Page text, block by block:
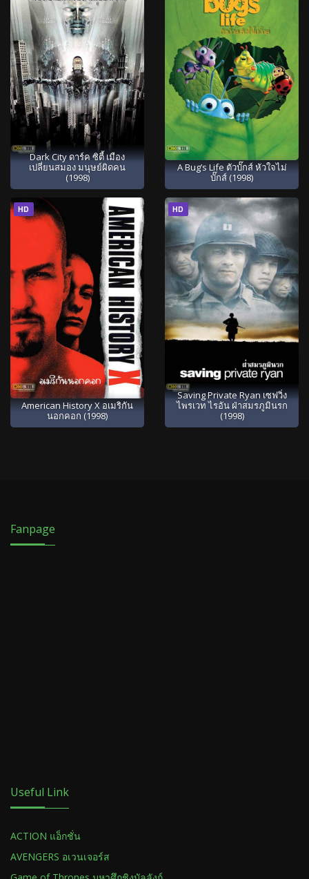
Dark City ดาร์ค ซิตี้ เมือง
เปลี่ยนสมอง มนุษย์ผิดคน
(1998)
A Bug’s Life ตัวบั๊กส์ หัวใจไม่
บั๊กส์ (1998)
HD
American History X อเมริกัน
นอกคอก (1998)
HD
Saving Private Ryan เซฟวิ่ง
ไพรเวท ไรอัน ฝ่าสมรภูมินรก
(1998)
Fanpage
Useful Link
ACTION แอ็กชั่น
AVENGERS อเวนเจอร์ส